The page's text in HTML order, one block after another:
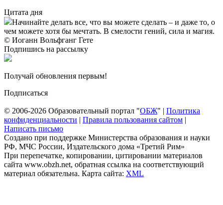
Цитата дня
Начинайте делать все, что вы можете сделать – и даже то, о
чем можете хотя бы мечтать. В смелости гений, сила и магия.
© Иоганн Вольфганг Гете
Подпишись на рассылку
Получай обновления первым!
Подписаться
© 2006-2026 Образовательный портал "ОБЖ" | Политика
конфиденциальности | Правила пользования сайтом |
Написать письмо
Создано при поддержке Министерства образования и науки
РФ, МЧС России, Издательского дома «Третий Рим»
При перепечатке, копировании, цитировании материалов
сайта www.obzh.net, обратная ссылка на соответствующий
материал обязательна. Карта сайта: XML